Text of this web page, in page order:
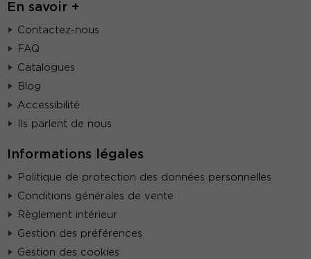
En savoir +
Contactez-nous
FAQ
Catalogues
Blog
Accessibilité
Ils parlent de nous
Informations légales
Politique de protection des données personnelles
Conditions générales de vente
Règlement intérieur
Gestion des préférences
Gestion des cookies